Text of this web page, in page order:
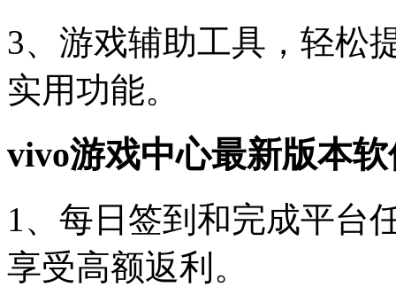
3、游戏辅助工具，轻松
实用功能。
vivo游戏中心最新版本
1、每日签到和完成平台
享受高额返利。